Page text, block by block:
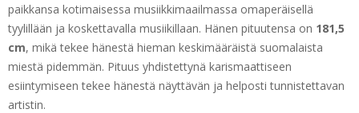
paikkansa kotimaisessa musiikkimaailmassa omaperäisellä
tyylillään ja koskettavalla musiikillaan. Hänen pituutensa on 181,5
cm, mikä tekee hänestä hieman keskimääräistä suomalaista
miestä pidemmän. Pituus yhdistettynä karismaattiseen
esiintymiseen tekee hänestä näyttävän ja helposti tunnistettavan
artistin.